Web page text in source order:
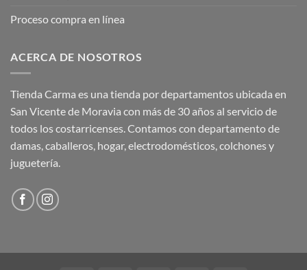
Proceso compra en línea
ACERCA DE NOSOTROS
Tienda Carma es una tienda por departamentos ubicada en
San Vicente de Moravia con más de 30 años al servicio de
todos los costarricenses. Contamos con departamento de
damas, caballeros, hogar, electrodomésticos, colchones y
juguetería.